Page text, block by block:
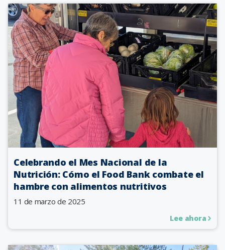
Celebrando el Mes Nacional de la
Nutrición: Cómo el Food Bank combate el
hambre con alimentos nutritivos
11 de marzo de 2025
Lee ahora